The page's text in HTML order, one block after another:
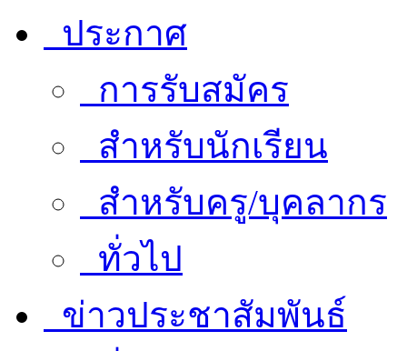
ประกาศ
การรับสมัคร
สำหรับนักเรียน
สำหรับครู/บุคลากร
ทั่วไป
ข่าวประชาสัมพันธ์